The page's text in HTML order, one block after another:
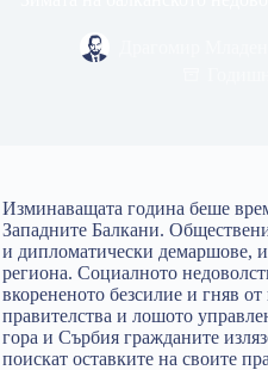
Изминаващата година беше
Западните Балкани.
и дипломатически демаршове,
региона. Социалното
вкорененото безсилие и гняв
правителства и лошото
гора и Сърбия гражданите
поискат оставките на своите